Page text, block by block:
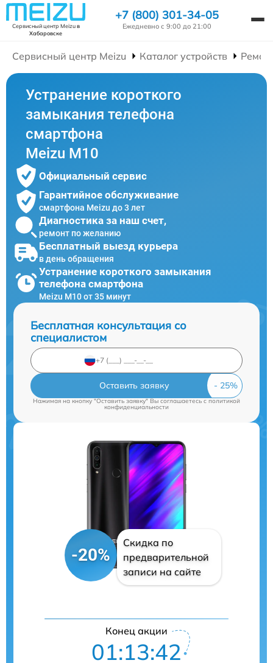
Сервисный центр Meizuв
Хабаровске
+7 (800) 301-34-05
Ежедневно с 9:00 до 21:00
Сервисный центр Meizu Каталог устройств
Устранение короткого
замыкания телефона
смартфона
Meizu M10
Официальный сервис
Гарантийное обслуживание
смартфона Meizu до 3 лет
Диагностика за наш счет,
ремонт по желанию
Бесплатный выезд курьера
в день обращения
Устранение короткого замыкания
телефона смартфона
Meizu M10 от 35 минут
Бесплатная консультация со
специалистом
Оставить заявку
Нажимая на кнопку "Оставить заявку" Вы соглашаетесь cполитикой
конфиденциальности
-20%
Скидка по
предварительной
записи на сайте
Конец акции
01:13:42